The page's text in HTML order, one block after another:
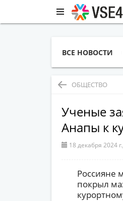
ВСЕ НОВОСТИ
ОБЩЕСТВО
Ученые
Анапы к
18 декабря 2024
Россияне
покрыл